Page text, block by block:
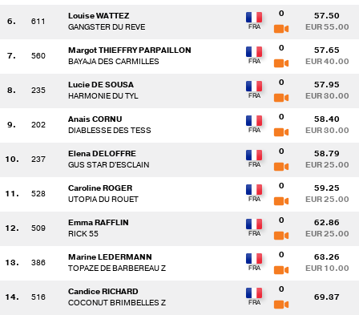
6. 611
Louise WATTEZ
GANGSTER DU REVE
0 57.50
EUR 55.00
7. 560
Margot THIEFFRY PARPAILLON
BAYAJA DES CARMILLES
0 57.65
EUR 40.00
8. 235
Lucie DE SOUSA
HARMONIE DU TYL
0 57.95
EUR 30.00
9. 202
Anais CORNU
DIABLESSE DES TESS
0 58.40
EUR 30.00
10. 237
Elena DELOFFRE
GUS STAR D'ESCLAIN
0 58.79
EUR 25.00
11. 528
Caroline ROGER
UTOPIA DU ROUET
0 59.25
EUR 25.00
12. 509
Emma RAFFLIN
RICK 55
0 62.86
EUR 25.00
13. 386
Marine LEDERMANN
TOPAZE DE BARBEREAU Z
0 63.26
EUR 10.00
14. 516
Candice RICHARD
COCONUT BRIMBELLES Z
0
69.37